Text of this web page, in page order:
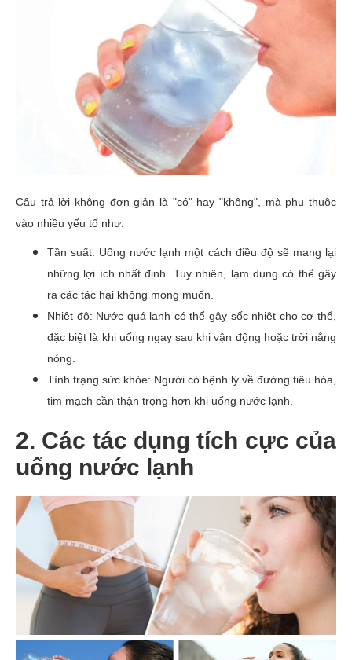
Câu trả lời không đơn giản là "có" hay "không", mà phụ thuộc
vào nhiều yếu tố như:
Tần suất: Uống nước lạnh một cách điều độ sẽ mang lại
những lợi ích nhất định. Tuy nhiên, lạm dụng có thể gây
ra các tác hại không mong muốn.
Nhiệt độ: Nước quá lạnh có thể gây sốc nhiệt cho cơ thể,
đặc biệt là khi uống ngay sau khi vận động hoặc trời nắng
nóng.
Tình trạng sức khỏe: Người có bệnh lý về đường tiêu hóa,
tim mạch cần thận trọng hơn khi uống nước lạnh.
2. Các tác dụng tích cực của
uống nước lạnh